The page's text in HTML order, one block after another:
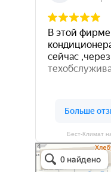
Бест-Климат
Бест-климат
Кондиционеры в